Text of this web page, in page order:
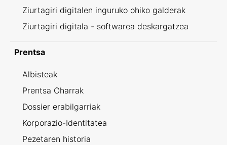
Ziurtagiri digitalen inguruko ohiko galderak
Ziurtagiri digitala - softwarea deskargatzea
Prentsa
Albisteak
Prentsa Oharrak
Dossier erabilgarriak
Korporazio-Identitatea
Pezetaren historia